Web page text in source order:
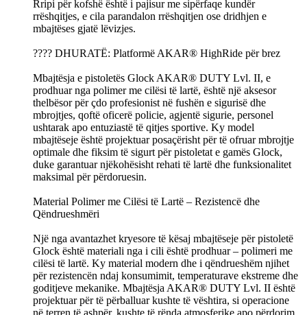
Rripi për kofshë është i pajisur me sipërfaqe kundër
rrëshqitjes, e cila parandalon rrëshqitjen ose dridhjen e
mbajtëses gjatë lëvizjes.
???? DHURATË: Platformë AKAR® HighRide për brez
Mbajtësja e pistoletës Glock AKAR® DUTY Lvl. II, e
prodhuar nga polimer me cilësi të lartë, është një aksesor
thelbësor për çdo profesionist në fushën e sigurisë dhe
mbrojtjes, qoftë oficerë policie, agjentë sigurie, personel
ushtarak apo entuziastë të qitjes sportive. Ky model
mbajtëseje është projektuar posaçërisht për të ofruar mbrojtje
optimale dhe fiksim të sigurt për pistoletat e gamës Glock,
duke garantuar njëkohësisht rehati të lartë dhe funksionalitet
maksimal për përdoruesin.
Material Polimer me Cilësi të Lartë – Rezistencë dhe
Qëndrueshmëri
Një nga avantazhet kryesore të kësaj mbajtëseje për pistoletë
Glock është materiali nga i cili është prodhuar – polimeri me
cilësi të lartë. Ky material modern dhe i qëndrueshëm njihet
për rezistencën ndaj konsumimit, temperaturave ekstreme dhe
goditjeve mekanike. Mbajtësja AKAR® DUTY Lvl. II është
projektuar për të përballuar kushte të vështira, si operacione
në terren të ashpër, kushte të rënda atmosferike apo përdorim